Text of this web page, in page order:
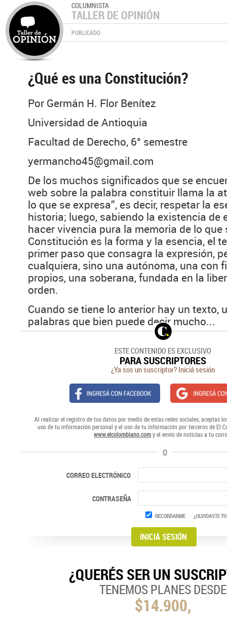
COLUMNISTA
TALLER DE OPINIÓN
PUBLICADO
¿Qué es una Constitución?
Por Germán H. Flor Benítez
Universidad de Antioquia
Facultad de Derecho, 6° semestre
yermancho45@gmail.com
De los muchos significados que se
web sobre la palabra constituir llama la
lo que se expresa”, es decir, respetar la
historia; luego, sabiendo la existencia de
hacer vivencia pura la memoria de lo que
Constitución es la forma y la esencia, el
primer paso que consagra la expresión,
cualquiera, sino una autónoma, una con
propios, una soberana, fundada en la
orden.
Cuando se tiene lo anterior hay un texto,
palabras que bien puede decir mucho...
ESTE CONTENIDO ES EXCLUSIVO
PARA SUSCRIPTORES
¿Ya sos un suscriptor? Iniciá sesión
Al realizar el registro de tus datos por medio de estas redes sociales, aceptas
uso de tu información personal y el uso de tu información por terceros de El
www.elcolombiano.comy el envío de noticias a tu
O
CORREO ELECTRÓNICO
CONTRASEÑA
RECORDARME ¿OLVIDASTE TU
¿QUERÉS SER UN
TENEMOS PLANES DESDE
$14.900,